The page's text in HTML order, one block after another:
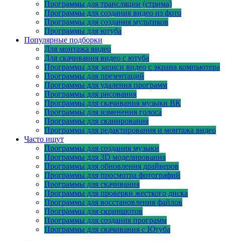
Программы для трансляции (стрима)
Программы для создания видео из фото
Программы для создания мультиков
Программы для ютуба
Популярные подборки
Для монтажа видео
Для скачивания видео с ютуба
Программы для записи видео с экрана компьютера
Программы для презентаций
Программы для удаления программ
Программы для рисования
Программы для скачивания музыки ВК
Программы для изменения голоса
Программы для сканирования
Программы для редактирования и монтажа видео
Часто ищут
Программы для создания музыки
Программы для 3D моделирования
Программы для обновления драйверов
Программы для просмотра фотографий
Программы для скачивания
Программы для проверки жесткого диска
Программы для восстановления файлов
Программы для скриншотов
Программы для создания программ
Программы для скачивания с Ютуба